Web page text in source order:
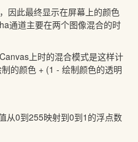
因此最终显示在屏幕上的颜色
通道主要在两个图像混合的时
上时的混合模式是这样计
的颜色 + (1 - 绘制颜色的透明
从0到255映射到0到1的浮点数